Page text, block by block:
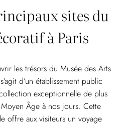
sites du
à Paris
les trésors du Musée des Arts
d’un établissement public
exceptionnelle de plus
Âge à nos jours. Cette
offre aux visiteurs un voyage